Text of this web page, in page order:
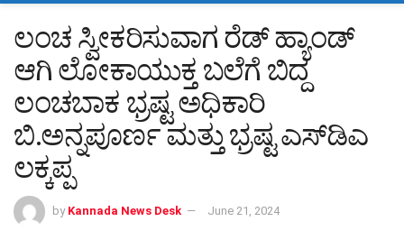
ಲಂಚ ಸ್ವೀಕರಿಸುವಾಗ ರೆಡ್ ಹ್ಯಾಂಡ್
ಆಗಿ ಲೋಕಾಯುಕ್ತ ಬಲೆಗೆ ಬಿದ್ದ
ಲಂಚಬಾಕ ಭ್ರಷ್ಟ ಅಧಿಕಾರಿ
ಬಿ.ಅನ್ನಪೂರ್ಣ ಮತ್ತು ಭ್ರಷ್ಟ ಎಸ್‌ಡಿಎ
ಲಕ್ಕಪ್ಪ
by Kannada News Desk June 21, 2024